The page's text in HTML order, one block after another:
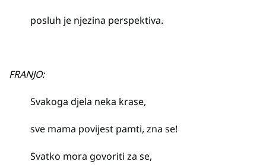
posluh je njezina perspektiva.
FRANJO:
Svakoga djela neka krase,
sve mama povijest pamti, zna se!
Svatko mora govoriti za se,